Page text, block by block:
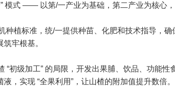
模式 —— 以第/一产业为基础，第二产业为核心
植标准，统/一提供种苗、化肥和技术指导，确
牢根基。
初级加工” 的局限，开发出果脯、饮品、功能
，实现 “全果利用”，让山楂的附加值提升数倍